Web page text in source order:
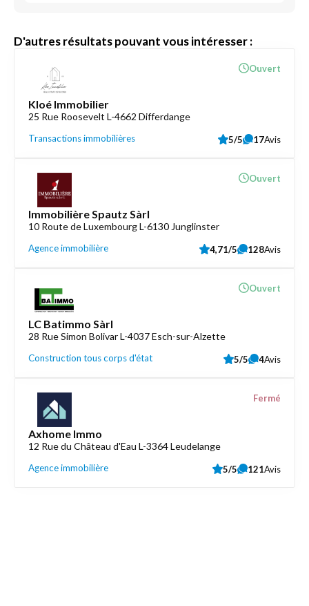
D'autres résultats pouvant vous intéresser :
Kloé Immobilier
25 Rue Roosevelt L-4662 Differdange
Transactions immobilières
Ouvert
5/5 17Avis
Immobilière Spautz Sàrl
10 Route de Luxembourg L-6130 Junglinster
Agence immobilière
Ouvert
4,71/5 128Avis
LC Batimmo Sàrl
28 Rue Simon Bolivar L-4037 Esch-sur-Alzette
Construction tous corps d'état
Ouvert
5/5 4Avis
Axhome Immo
12 Rue du Château d'Eau L-3364 Leudelange
Agence immobilière
Fermé
5/5 121Avis